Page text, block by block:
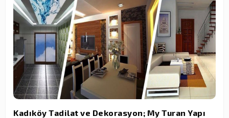
Kadıköy Tadilat ve Dekorasyon; My Turan Yapı